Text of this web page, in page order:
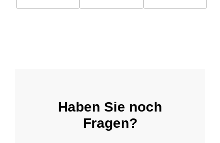
Haben Sie noch
Fragen?